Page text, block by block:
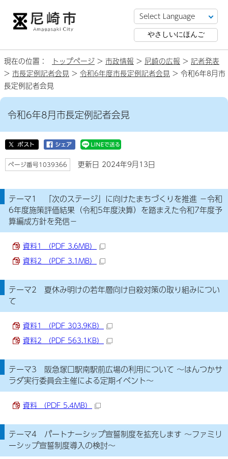
やさしいにほんご
現在の位置： トップページ > 市政情報 > 尼崎の広報 > 記者発表
> 市長定例記者会見 > 令和6年度市長定例記者会見 > 令和6年8月市
長定例記者会見
令和6年8月市長定例記者会見
ページ番号1039366 更新日 2024年9月13日
テーマ1 「次のステージ」に向けたまちづくりを推進 －令和
6年度施策評価結果（令和5年度決算）を踏まえた令和7年度予
算編成方針を発信－
資料1 （PDF 3.6MB）
資料2 （PDF 3.1MB）
テーマ2 夏休み明けの若年層向け自殺対策の取り組みについ
て
資料1 （PDF 303.9KB）
資料2 （PDF 563.1KB）
テーマ3 阪急塚口駅南駅前広場の利用について ～はんつかサ
ラダ実行委員会主催による定期イベント～
資料 （PDF 5.4MB）
テーマ4 パートナーシップ宣誓制度を拡充します ～ファミリ
ーシップ宣誓制度導入の検討～